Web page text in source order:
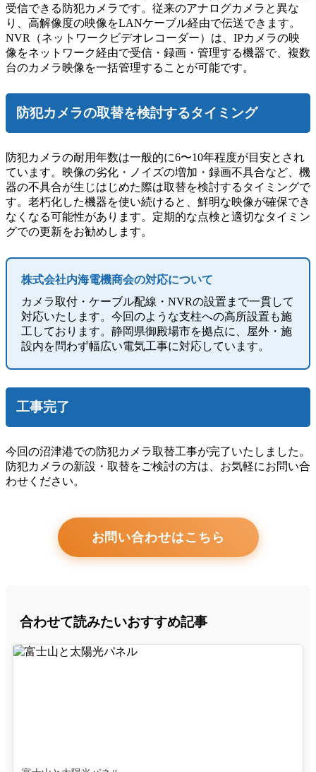
受信できる防犯カメラです。従来のアナログカメラと異な
り、高解像度の映像をLANケーブル経由で伝送できます。
NVR（ネットワークビデオレコーダー）は、IPカメラの映
像をネットワーク経由で受信・録画・管理する機器で、複数
台のカメラ映像を一括管理することが可能です。
防犯カメラの取替を検討するタイミング
防犯カメラの耐用年数は一般的に6〜10年程度が目安とされ
ています。映像の劣化・ノイズの増加・録画不具合など、機
器の不具合が生じはじめた際は取替を検討するタイミングで
す。老朽化した機器を使い続けると、鮮明な映像が確保でき
なくなる可能性があります。定期的な点検と適切なタイミン
グでの更新をお勧めします。
株式会社内海電機商会の対応について
カメラ取付・ケーブル配線・NVRの設置まで一貫して
対応いたします。今回のような支柱への高所設置も施
工しております。静岡県御殿場市を拠点に、屋外・施
設内を問わず幅広い電気工事に対応しています。
工事完了
今回の沼津港での防犯カメラ取替工事が完了いたしました。
防犯カメラの新設・取替をご検討の方は、お気軽にお問い合
わせください。
お問い合わせはこちら
合わせて読みたいおすすめ記事